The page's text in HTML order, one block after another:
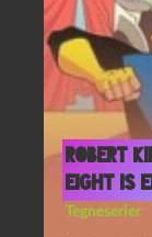
Robert
Eight is
Tegneserier